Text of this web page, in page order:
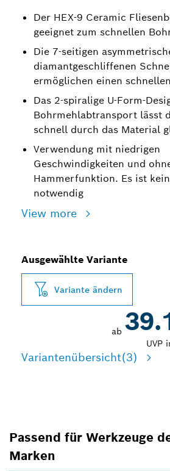
Der HEX-9 Ceramic
geeignet zum schnellen
Die 7-seitigen
diamantgeschliffenen
ermöglichen einen
Das 2-spiralige U-Form-
Bohrmehlabtransport lässt
schnell durch das Material
Verwendung mit niedrigen
Geschwindigkeiten und
Hammerfunktion. Es ist
notwendig
View more
Ausgewählte Variante
Variante ändern
ab
UVP
Variantenübersicht(3)
Passend für Werkzeuge
Marken